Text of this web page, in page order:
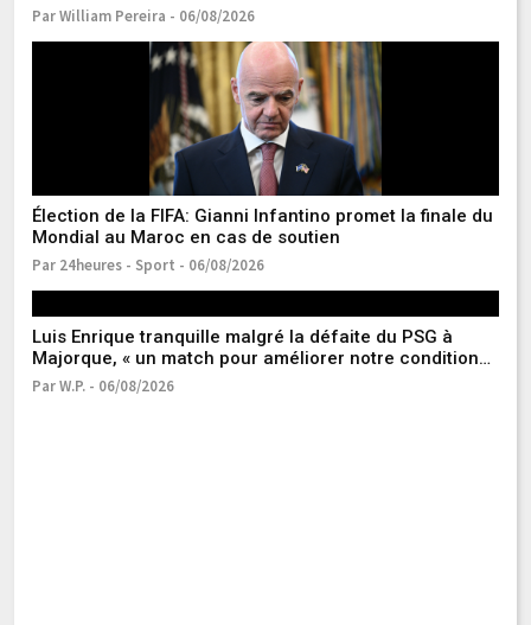
Par William Pereira - 06/08/2026
Élection de la FIFA: Gianni Infantino promet la finale du
Mondial au Maroc en cas de soutien
Par 24heures - Sport - 06/08/2026
Luis Enrique tranquille malgré la défaite du PSG à
Majorque, « un match pour améliorer notre condition
physique »
Par W.P. - 06/08/2026